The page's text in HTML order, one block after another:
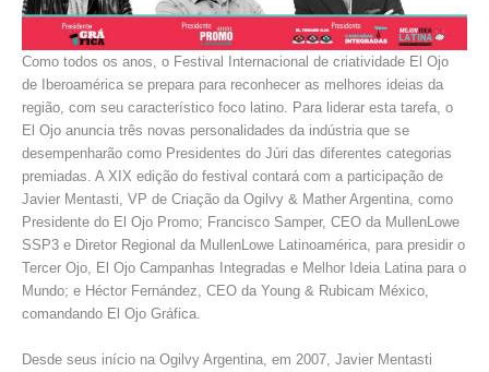
Como todos os anos, o Festival Internacional de criatividade El Ojo
de Iberoamérica se prepara para reconhecer as melhores ideias da
região, com seu característico foco latino. Para liderar esta tarefa, o
El Ojo anuncia três novas personalidades da indústria que se
desempenharão como Presidentes do Júri das diferentes categorias
premiadas. A XIX edição do festival contará com a participação de
Javier Mentasti, VP de Criação da Ogilvy & Mather Argentina, como
Presidente do El Ojo Promo; Francisco Samper, CEO da MullenLowe
SSP3 e Diretor Regional da MullenLowe Latinoamérica, para presidir o
Tercer Ojo, El Ojo Campanhas Integradas e Melhor Ideia Latina para o
Mundo; e Héctor Fernández, CEO da Young & Rubicam México,
comandando El Ojo Gráfica.
Desde seus início na Ogilvy Argentina, em 2007, Javier Mentasti